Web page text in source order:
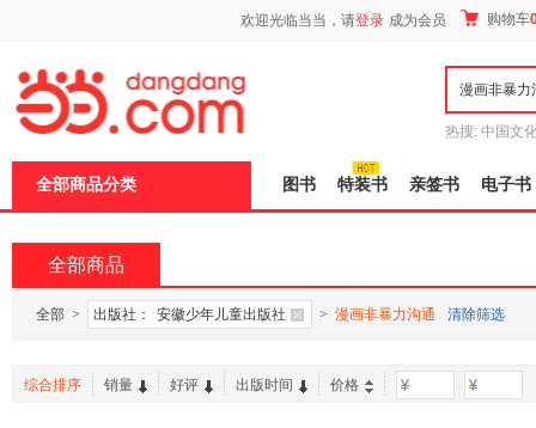
欢迎光临当当，请登录 成为会员 购物车
热搜: 中国文
全部商品分类 图书 特装书 亲签书 电子书
全部商品
全部 > 出版社： 安徽少年儿童出版社 > 漫画非暴力沟通 清除筛选
综合排序 销量 好评 出版时间 价格 -
页
加